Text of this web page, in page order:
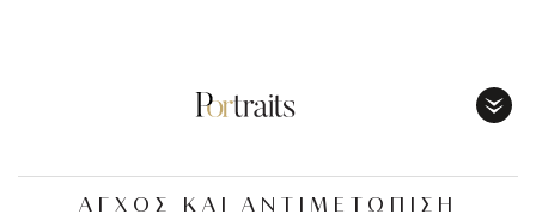
ΑΓΧΟΣ ΚΑΙ ΑΝΤΙΜΕΤΩΠΙΣΗ